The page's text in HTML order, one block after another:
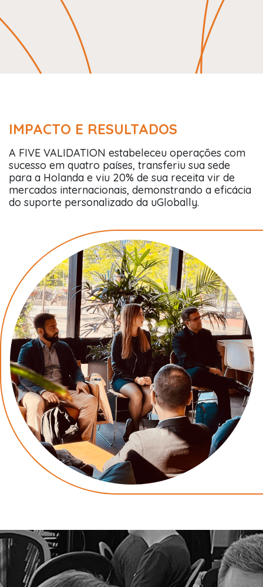
IMPACTO E RESULTADOS
A FIVE VALIDATION estabeleceu operações com
sucesso em quatro países, transferiu sua sede
para a Holanda e viu 20% de sua receita vir de
mercados internacionais, demonstrando a eficácia
do suporte personalizado da uGlobally.